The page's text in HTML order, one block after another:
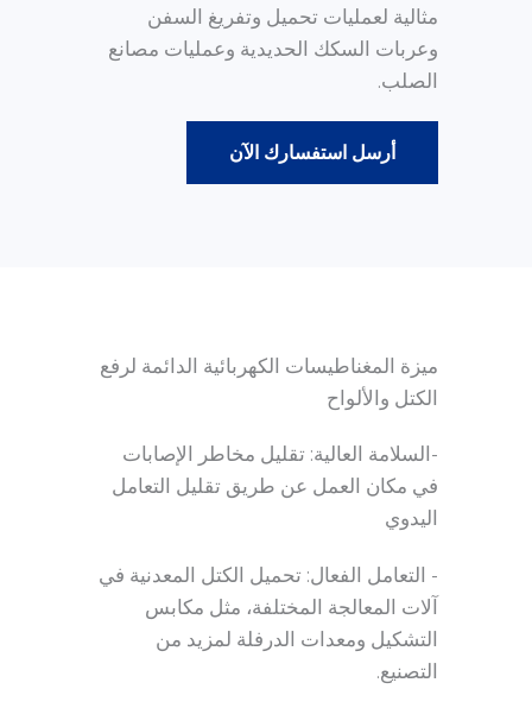
مثالية لعمليات تحميل وتفريغ السفن
وعربات السكك الحديدية وعمليات مصانع
الصلب.
أرسل استفسارك الآن
ميزة المغناطيسات الكهربائية الدائمة لرفع
الكتل والألواح
-السلامة العالية: تقليل مخاطر الإصابات
في مكان العمل عن طريق تقليل التعامل
اليدوي
- التعامل الفعال: تحميل الكتل المعدنية في
آلات المعالجة المختلفة، مثل مكابس
التشكيل ومعدات الدرفلة لمزيد من
التصنيع.